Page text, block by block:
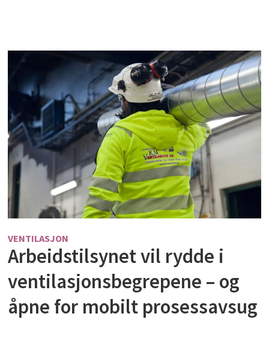
VENTILASJON
Arbeidstilsynet vil rydde i
ventilasjonsbegrepene – og
åpne for mobilt prosessavsug